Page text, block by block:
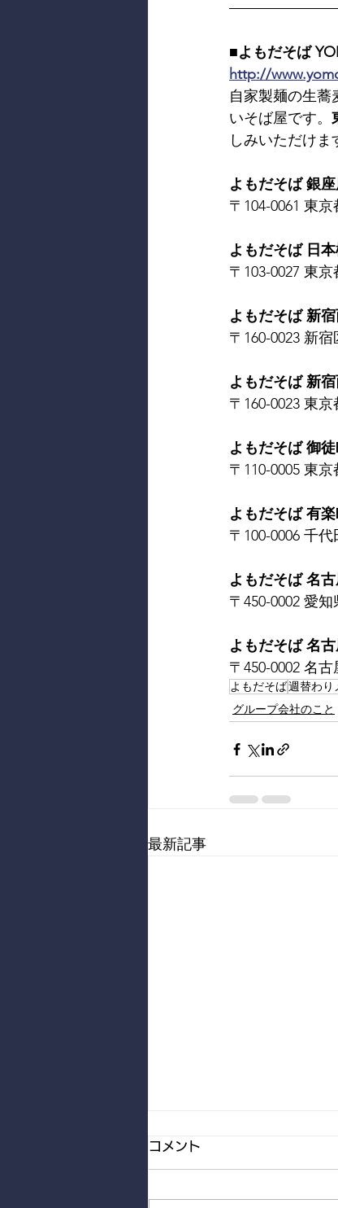
■よもだそば
http://
自家製麺の生
いそば屋です。
しみいただけま
よもだそば 銀座
〒104-0061 東
よもだそば 日本
〒103-0027 東
よもだそば 新宿
〒160-0023 新
よもだそば 新宿
〒160-0023 東
よもだそば 御徒
〒110-0005 東
よもだそば 有楽
〒100-0006 千
よもだそば 名
〒450-0002 愛
よもだそば 名
〒450-0002 名
よもだそば週替わり
グループ会社のこと
最新記事
コメント